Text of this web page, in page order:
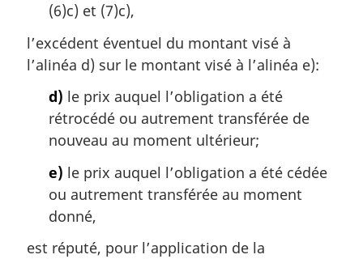
(6)c) et (7)c),
l’excédent éventuel du montant visé à
l’alinéa d) sur le montant visé à l’alinéa e):
d) le prix auquel l’obligation a été
rétrocédé ou autrement transférée de
nouveau au moment ultérieur;
e) le prix auquel l’obligation a été cédée
ou autrement transférée au moment
donné,
est réputé, pour l’application de la